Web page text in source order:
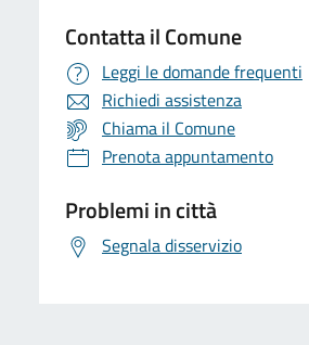
Contatta il Comune
Leggi le domande frequenti
Richiedi assistenza
Chiama il Comune
Prenota appuntamento
Problemi in città
Segnala disservizio